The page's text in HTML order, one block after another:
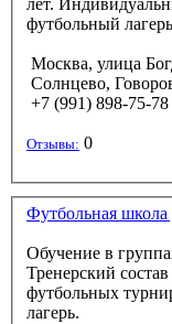
лет.
футбольный
Москва, улица
Солнцево,
+7 (991) 898-75-78
Отзывы: 0
Футбольная
Обучение в
Тренерский
футбольных
лагерь.